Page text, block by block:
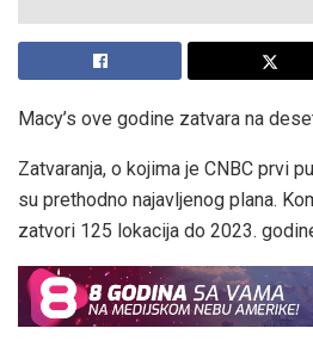
Macy’s ove godine zatvara na
Zatvaranja, o kojima je CNBC prvi
su prethodno najavljenog plana.
zatvori 125 lokacija do 2023.